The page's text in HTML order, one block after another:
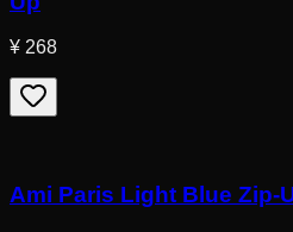
¥ 268
Ami Paris Light Blue Zip-